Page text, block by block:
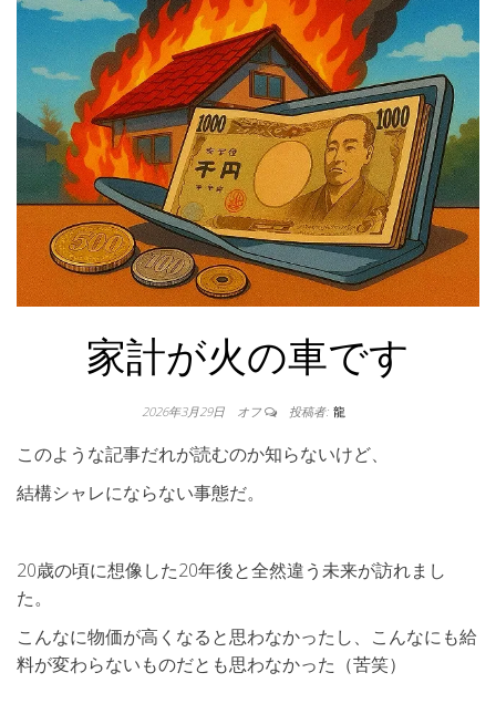
家計が火の車です
2026年3月29日 オフ 投稿者: 龍
このような記事だれが読むのか知らないけど、
結構シャレにならない事態だ。
20歳の頃に想像した20年後と全然違う未来が訪れまし
た。
こんなに物価が高くなると思わなかったし、こんなにも給
料が変わらないものだとも思わなかった（苦笑）